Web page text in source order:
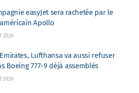
easyJet sera rachetée par le
Apollo
2026
Lufthansa va aussi refuser
Boeing 777-9 déjà assemblés
2026